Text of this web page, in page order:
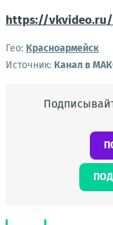
https://vkvideo.ru/
Гео: Красноармейск
Источник: Канал в